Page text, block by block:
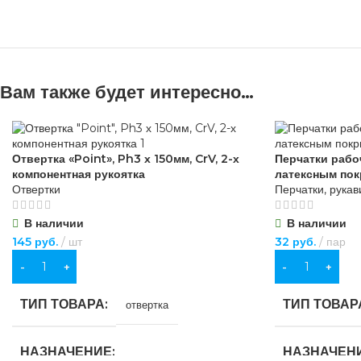
Вам также будет интересно…
Отвертка «Point», Ph3 х 150мм, CrV, 2-х
компонентная рукоятка
Отвертки
В наличии
145 руб. шт
В КОРЗИНУ
ТИП ТОВАРА отвертка
НАЗНАЧЕНИЕ
Перчатки
латексным
Перчатки,
В наличии
32 руб. пар
В КОРЗИНУ
ТИП